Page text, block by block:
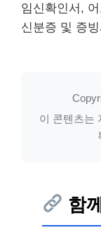
임신확인서,
신분증 및 증
이 콘텐츠는
함